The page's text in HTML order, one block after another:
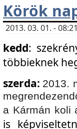
Körök
2013. 03. 01. -
kedd:
többieknek
szerda: 2013.
a Kármán koli
is